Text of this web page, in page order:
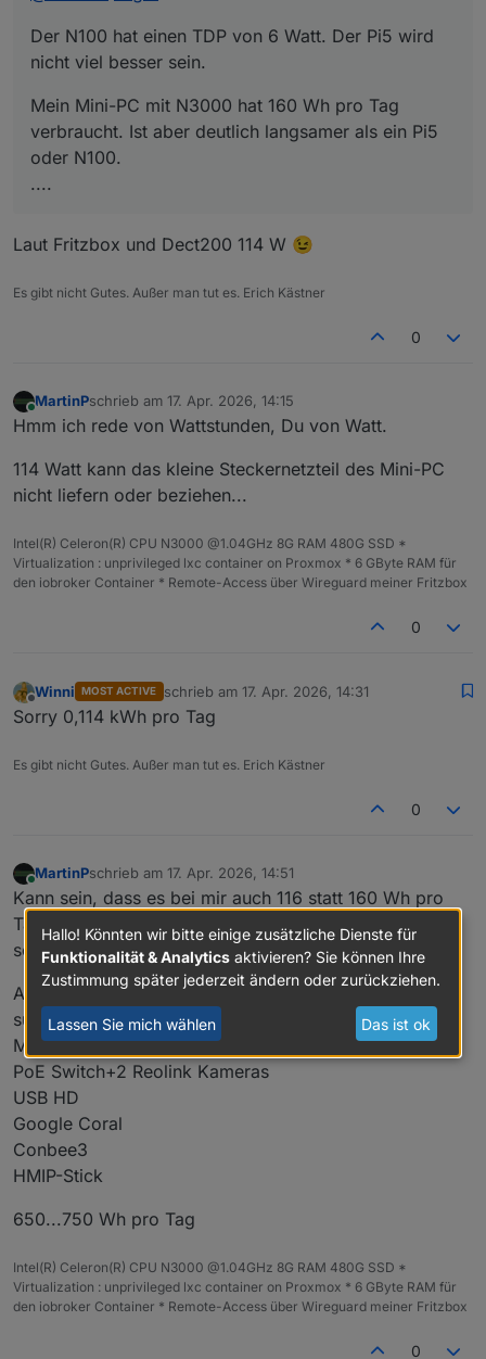
Zigbee Stick
Google Coral USB KI Modul
USB Hdd
Der N100 hat einen TDP von 6 Watt. Der Pi5 wird
nicht viel besser sein.
Mein Mini-PC mit N3000 hat 160 Wh pro Tag
verbraucht. Ist aber deutlich langsamer als ein Pi5
oder N100.
....
Laut Fritzbox und Dect200 114 W 😉
Es gibt nicht Gutes. Außer man tut es. Erich Kästner
0
Online
MartinPschrieb am 17. Apr. 2026, 14:15
zuletzt editiert von
Hmm ich rede von Wattstunden, Du von Watt.
114 Watt kann das kleine Steckernetzteil des Mini-PC
nicht liefern oder beziehen...
Intel(R) Celeron(R) CPU N3000 @1.04GHz 8G RAM 480G SSD *
Virtualization : unprivileged lxc container on Proxmox * 6 GByte RAM für
den iobroker Container * Remote-Access über Wireguard meiner Fritzbox
0
Offline
Winni MOST ACTIVE schrieb am 17. Apr. 2026, 14:31
zuletzt editiert von
Sorry 0,114 kWh pro Tag
Es gibt nicht Gutes. Außer man tut es. Erich Kästner
0
MartinPschrieb am 17. Apr. 2026, 14:51
zuletzt editiert von
Kann sein, dass es bei mir auch 116 statt 160 Wh pro
Tag waren. Glaube nicht, dass die SATA SSD so viel
schluckt...
Aktuell messe ich die ganze "Smart Home Ecke"
summarisch
Mini-PC,
PoE Switch+2 Reolink Kameras
USB HD
Google Coral
Conbee3
HMIP-Stick
650...750 Wh pro Tag
Intel(R) Celeron(R) CPU N3000 @1.04GHz 8G RAM 480G SSD *
Virtualization : unprivileged lxc container on Proxmox * 6 GByte RAM für
den iobroker Container * Remote-Access über Wireguard meiner Fritzbox
0
Hallo! Könnten wir bitte einige zusätzliche Dienste für
Funktionalität & Analytics aktivieren? Sie können Ihre
Zustimmung später jederzeit ändern oder zurückziehen.
Lassen Sie mich wählen Das ist ok